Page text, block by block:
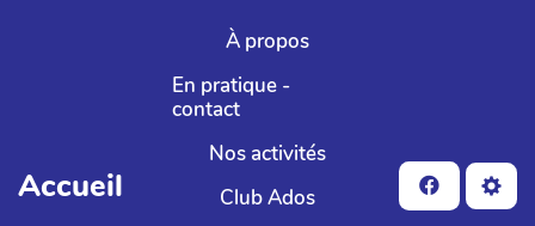
Aller au contenu principal
Accueil
À propos
En pratique -
contact
Nos activités
Club Ados